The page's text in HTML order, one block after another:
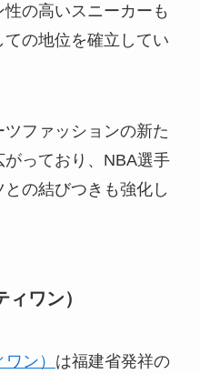
の高いスニーカーも
の地位を確立してい
ファッションの新た
っており、NBA選手
の結びつきも強化し
ワン）
ン） は福建省発祥の